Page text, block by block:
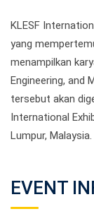
KLESF
yang
menampilkan
Engineering, and
tersebut akan
International
Lumpur, Malaysia.
EVENT